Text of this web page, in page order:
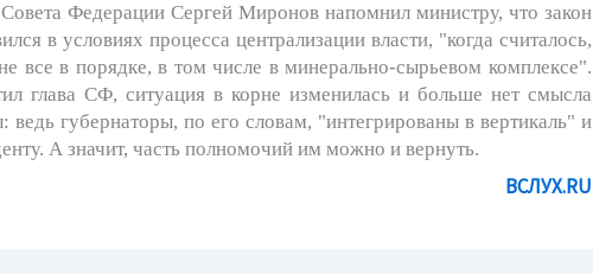
Совета Федерации Сергей Миронов напомнил министру, что закон
в условиях процесса централизации власти, "когда считалось,
все в порядке, в том числе в минерально-сырьевом комплексе".
глава СФ, ситуация в корне изменилась и больше нет смысла
ведь губернаторы, по его словам, "интегрированы в вертикаль" и
А значит, часть полномочий им можно и вернуть.
ВСЛУХ.RU